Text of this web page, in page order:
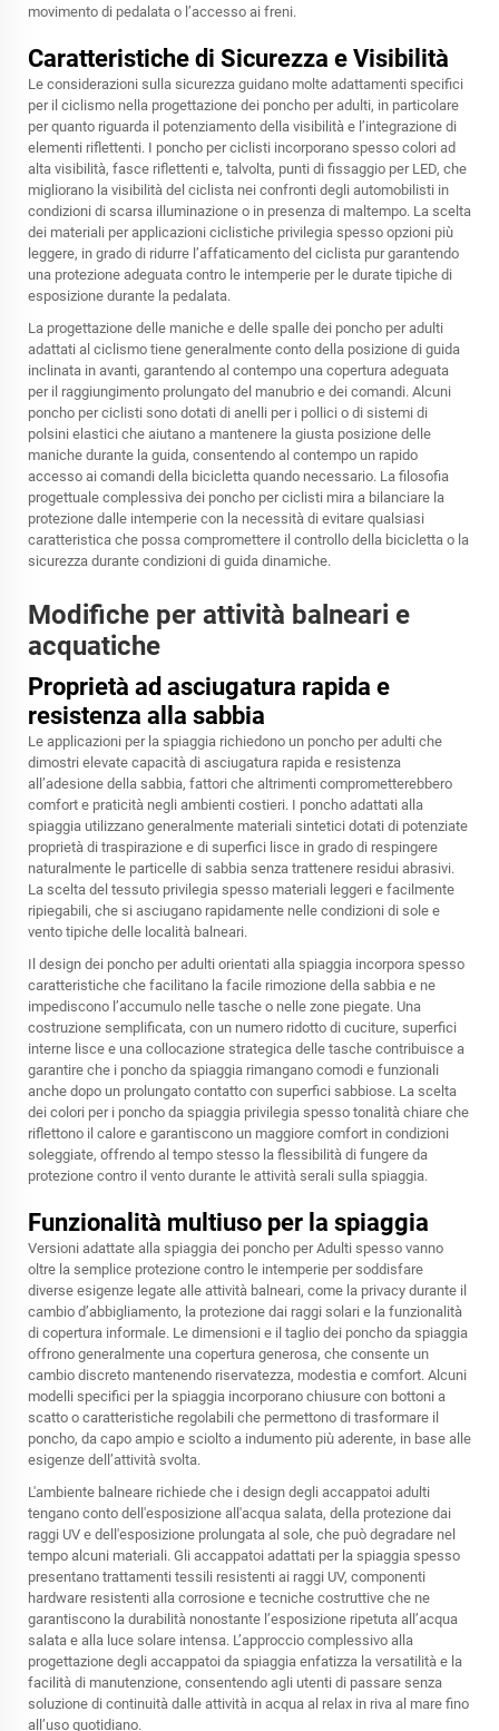
movimento di pedalata o l’accesso ai freni.
Caratteristiche di Sicurezza e Visibilità
Le considerazioni sulla sicurezza guidano molte adattamenti specifici
per il ciclismo nella progettazione dei poncho per adulti, in particolare
per quanto riguarda il potenziamento della visibilità e l’integrazione di
elementi riflettenti. I poncho per ciclisti incorporano spesso colori ad
alta visibilità, fasce riflettenti e, talvolta, punti di fissaggio per LED, che
migliorano la visibilità del ciclista nei confronti degli automobilisti in
condizioni di scarsa illuminazione o in presenza di maltempo. La scelta
dei materiali per applicazioni ciclistiche privilegia spesso opzioni più
leggere, in grado di ridurre l’affaticamento del ciclista pur garantendo
una protezione adeguata contro le intemperie per le durate tipiche di
esposizione durante la pedalata.
La progettazione delle maniche e delle spalle dei poncho per adulti
adattati al ciclismo tiene generalmente conto della posizione di guida
inclinata in avanti, garantendo al contempo una copertura adeguata
per il raggiungimento prolungato del manubrio e dei comandi. Alcuni
poncho per ciclisti sono dotati di anelli per i pollici o di sistemi di
polsini elastici che aiutano a mantenere la giusta posizione delle
maniche durante la guida, consentendo al contempo un rapido
accesso ai comandi della bicicletta quando necessario. La filosofia
progettuale complessiva dei poncho per ciclisti mira a bilanciare la
protezione dalle intemperie con la necessità di evitare qualsiasi
caratteristica che possa compromettere il controllo della bicicletta o la
sicurezza durante condizioni di guida dinamiche.
Modifiche per attività balneari e
acquatiche
Proprietà ad asciugatura rapida e
resistenza alla sabbia
Le applicazioni per la spiaggia richiedono un poncho per adulti che
dimostri elevate capacità di asciugatura rapida e resistenza
all’adesione della sabbia, fattori che altrimenti comprometterebbero
comfort e praticità negli ambienti costieri. I poncho adattati alla
spiaggia utilizzano generalmente materiali sintetici dotati di potenziate
proprietà di traspirazione e di superfici lisce in grado di respingere
naturalmente le particelle di sabbia senza trattenere residui abrasivi.
La scelta del tessuto privilegia spesso materiali leggeri e facilmente
ripiegabili, che si asciugano rapidamente nelle condizioni di sole e
vento tipiche delle località balneari.
Il design dei poncho per adulti orientati alla spiaggia incorpora spesso
caratteristiche che facilitano la facile rimozione della sabbia e ne
impediscono l’accumulo nelle tasche o nelle zone piegate. Una
costruzione semplificata, con un numero ridotto di cuciture, superfici
interne lisce e una collocazione strategica delle tasche contribuisce a
garantire che i poncho da spiaggia rimangano comodi e funzionali
anche dopo un prolungato contatto con superfici sabbiose. La scelta
dei colori per i poncho da spiaggia privilegia spesso tonalità chiare che
riflettono il calore e garantiscono un maggiore comfort in condizioni
soleggiate, offrendo al tempo stesso la flessibilità di fungere da
protezione contro il vento durante le attività serali sulla spiaggia.
Funzionalità multiuso per la spiaggia
Versioni adattate alla spiaggia dei poncho per Adulti spesso vanno
oltre la semplice protezione contro le intemperie per soddisfare
diverse esigenze legate alle attività balneari, come la privacy durante il
cambio d’abbigliamento, la protezione dai raggi solari e la funzionalità
di copertura informale. Le dimensioni e il taglio dei poncho da spiaggia
offrono generalmente una copertura generosa, che consente un
cambio discreto mantenendo riservatezza, modestia e comfort. Alcuni
modelli specifici per la spiaggia incorporano chiusure con bottoni a
scatto o caratteristiche regolabili che permettono di trasformare il
poncho, da capo ampio e sciolto a indumento più aderente, in base alle
esigenze dell’attività svolta.
L'ambiente balneare richiede che i design degli accappatoi adulti
tengano conto dell'esposizione all'acqua salata, della protezione dai
raggi UV e dell'esposizione prolungata al sole, che può degradare nel
tempo alcuni materiali. Gli accappatoi adattati per la spiaggia spesso
presentano trattamenti tessili resistenti ai raggi UV, componenti
hardware resistenti alla corrosione e tecniche costruttive che ne
garantiscono la durabilità nonostante l’esposizione ripetuta all’acqua
salata e alla luce solare intensa. L’approccio complessivo alla
progettazione degli accappatoi da spiaggia enfatizza la versatilità e la
facilità di manutenzione, consentendo agli utenti di passare senza
soluzione di continuità dalle attività in acqua al relax in riva al mare fino
all’uso quotidiano.